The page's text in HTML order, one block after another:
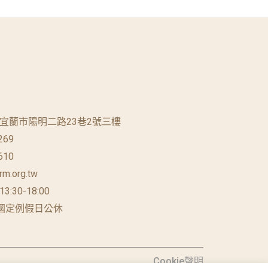
蘭市陽明二路23巷2號三樓
18:00
定例假日公休
Cookie聲明